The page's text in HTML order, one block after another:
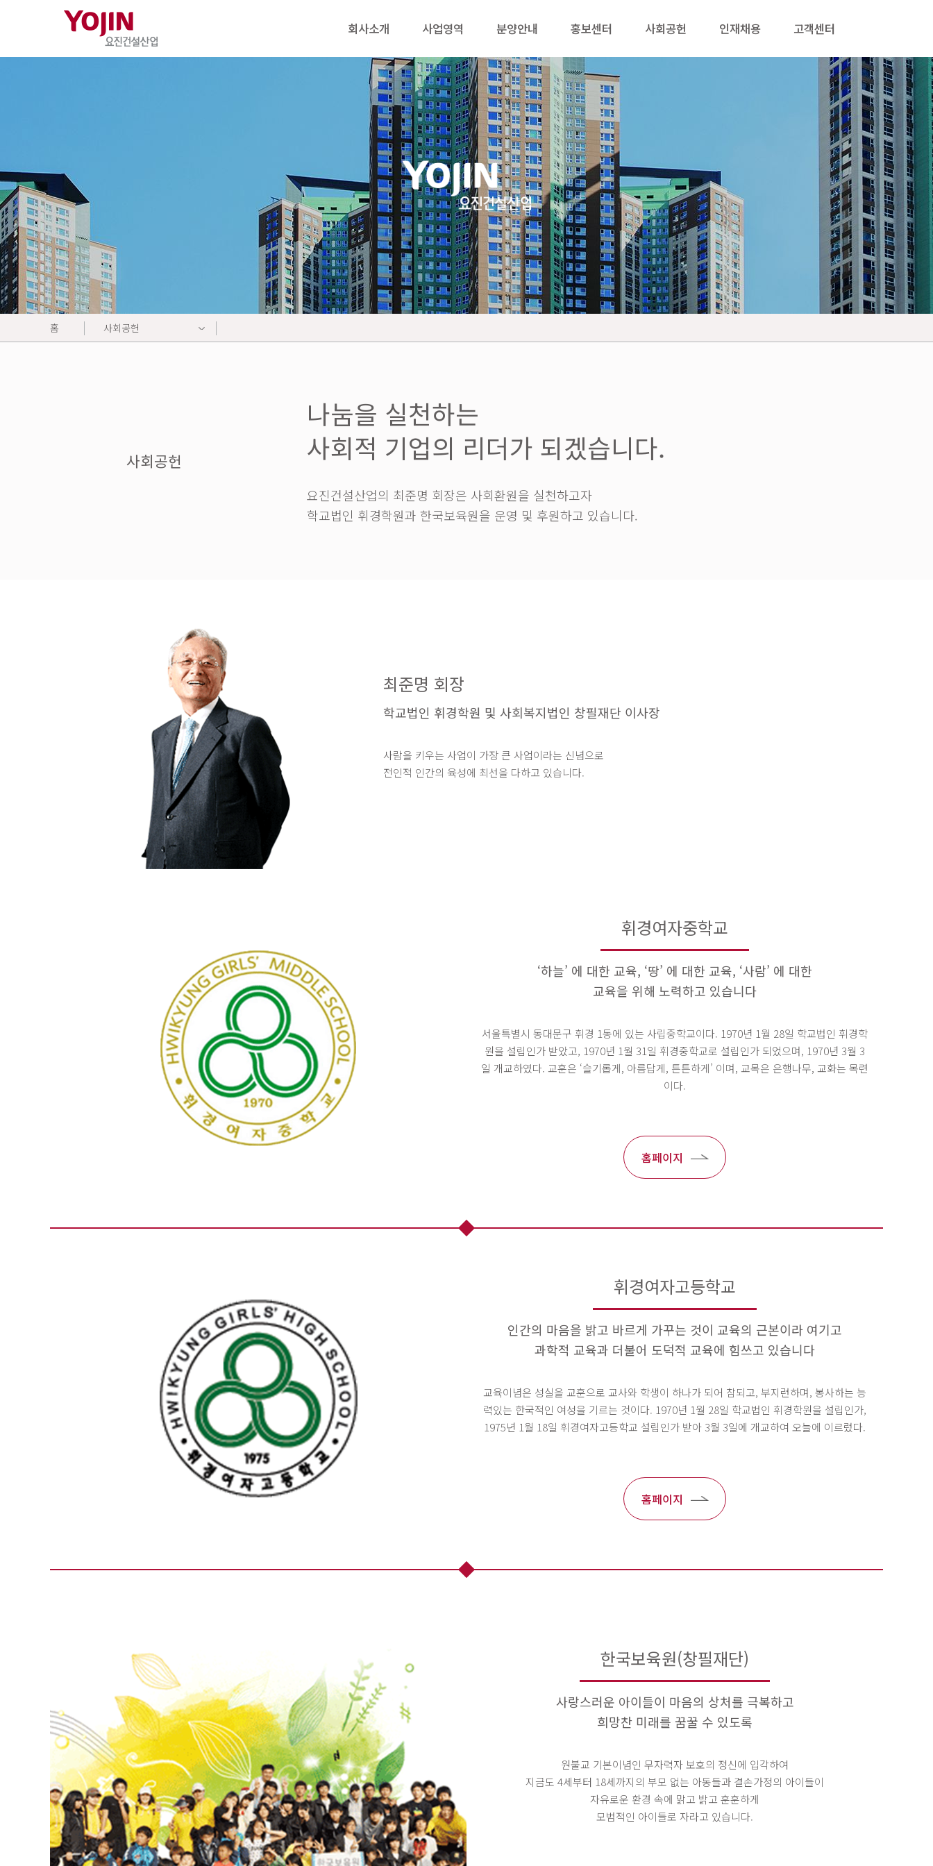
회사소개 사업영역 분양안내 홍보센터 사회공헌 인재채용 고객센터
홈 사회공헌
사회공헌
나눔을 실천하는
사회적 기업의 리더가 되겠습니다.
요진건설산업의 최준명 회장은 사회환원을 실천하고자
학교법인 휘경학원과 한국보육원을 운영 및 후원하고 있습니다.
최준명 회장
학교법인 휘경학원 및 사회복지법인 창필재단 이사장
사람을 키우는 사업이 가장 큰 사업이라는 신념으로
전인적 인간의 육성에 최선을 다하고 있습니다.
휘경여자중학교
‘하늘’ 에 대한 교육, ‘땅’ 에 대한 교육, ‘사람’ 에 대한
교육을 위해 노력하고 있습니다
서울특별시 동대문구 휘경 1동에 있는 사립중학교이다. 1970년 1월 28일 학교법인 휘경학
원을 설립인가 받았고, 1970년 1월 31일 휘경중학교로 설립인가 되었으며, 1970년 3월 3
일 개교하였다. 교훈은 ‘슬기롭게, 아름답게, 튼튼하게’ 이며, 교목은 은행나무, 교화는 목련
이다.
홈페이지
휘경여자고등학교
인간의 마음을 밝고 바르게 가꾸는 것이 교육의 근본이라 여기고
과학적 교육과 더불어 도덕적 교육에 힘쓰고 있습니다
교육이념은 성실을 교훈으로 교사와 학생이 하나가 되어 참되고, 부지런하며, 봉사하는 능
력있는 한국적인 여성을 기르는 것이다. 1970년 1월 28일 학교법인 휘경학원을 설립인가,
1975년 1월 18일 휘경여자고등학교 설립인가 받아 3월 3일에 개교하여 오늘에 이르렀다.
홈페이지
한국보육원(창필재단)
사랑스러운 아이들이 마음의 상처를 극복하고
희망찬 미래를 꿈꿀 수 있도록
원불교 기본이념인 무자력자 보호의 정신에 입각하여
지금도 4세부터 18세까지의 부모 없는 아동들과 결손가정의 아이들이
자유로운 환경 속에 맑고 밝고 훈훈하게
모범적인 아이들로 자라고 있습니다.